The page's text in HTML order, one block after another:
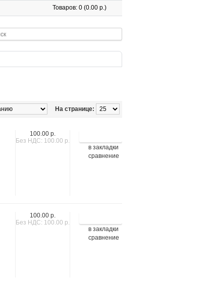
Товаров: 0 (0.00 р.)
На странице:
в закладки
сравнение
100.00 р.
Без НДС: 100.00 р.
в закладки
сравнение
100.00 р.
Без НДС: 100.00 р.